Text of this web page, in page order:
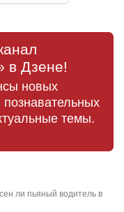
в Дзене!
новых
познавательных
темы.
ли пьяный водитель в